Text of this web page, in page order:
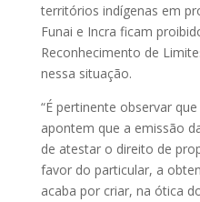
territórios indígenas em
Funai e Incra ficam
Reconhecimento de
nessa situação.
“É pertinente observar
apontem que a emissão
de atestar o direito de
favor do particular, a
acaba por criar, na ótica